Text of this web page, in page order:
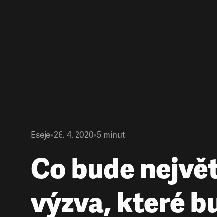
Eseje•26. 4. 2020•5 minut
Co bude
výzva, které